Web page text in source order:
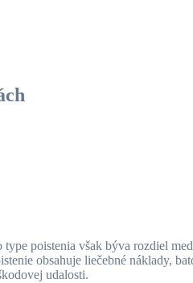
poistenia však býva rozdiel
obsahuje liečebné náklady,
udalosti.